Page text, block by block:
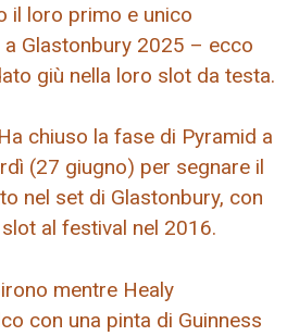
il loro primo e unico
a Glastonbury 2025 – ecco
giù nella loro slot da testa.
chiuso la fase di Pyramid a
(27 giugno) per segnare il
nel set di Glastonbury, con
al festival nel 2016.
mentre Healy
con una pinta di Guinness